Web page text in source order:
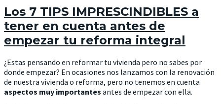
Los 7 TIPS IMPRESCINDIBLES a
tener en cuenta antes de
empezar tu reforma integral
¿Estas pensando en reformar tu vivienda pero no sabes por
donde empezar? En ocasiones nos lanzamos con la renovación
de nuestra vivienda o reforma, pero no tenemos en cuenta
aspectos muy importantes antes de empezar con ella.